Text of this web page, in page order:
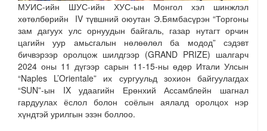
МУИС-ийн ШУС-ийн ХУС-ын Монгол хэл шинжлэл
хөтөлбөрийн IV түвшний оюутан Э.Бямбасүрэн “Торгоны
зам дагуух улс орнуудын байгаль, газар нутагт орчин
цагийн уур амьсгалын нөлөөлөл ба модод” сэдэвт
бичвэрээр оролцож шилдгээр (GRAND PRIZE) шалгарч
2024 оны 11 дүгээр сарын 11-15-ны өдөр Итали Улсын
“Naples L’Orientale” их сургуульд зохион байгуулагдах
“SUN”-ын IX удаагийн Ерөнхий Ассамблейн шагнал
гардуулах ёслол болон соёлын аялалд оролцох нэр
хүндтэй урилгын эзэн боллоо.